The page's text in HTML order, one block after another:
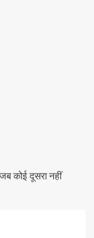
कोई दूसरा नहीं